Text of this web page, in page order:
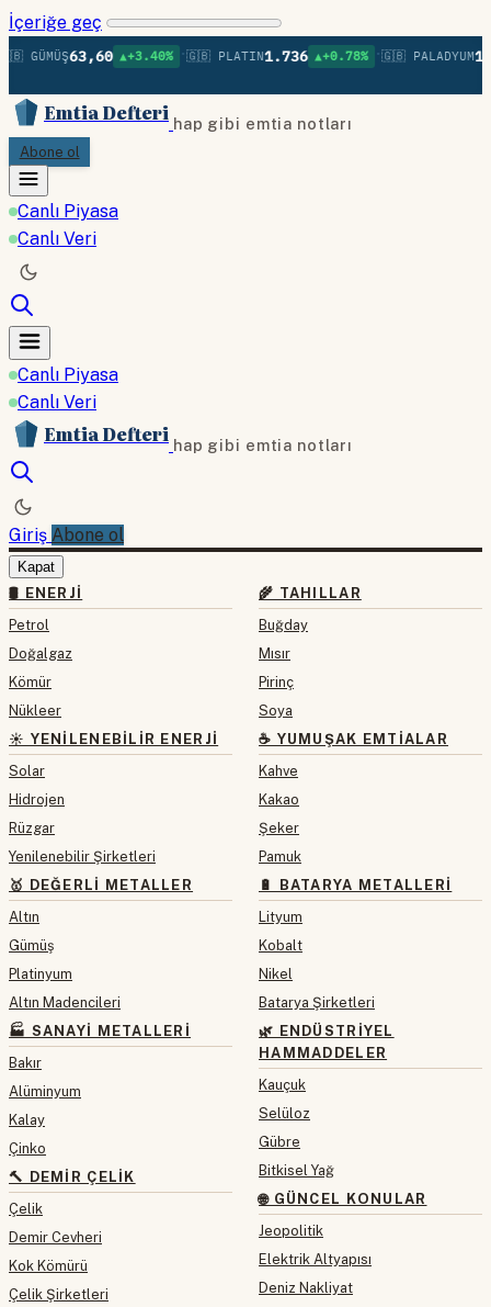
İçeriğe geç
GÜMÜŞ63,60 ▲+3.40% •🇬🇧 PLATIN1.736 ▲+0.78% •🇬🇧 PALADYUM
Emtia Defteri hap gibi emtia notları
Abone ol
Canlı Piyasa
Canlı Veri
Canlı Piyasa
Canlı Veri
Emtia Defteri hap gibi emtia notları
Giriş Abone ol
Kapat
🛢 ENERJI
Petrol
Doğalgaz
Kömür
Nükleer
☀️ YENILENEBILIR ENERJI
Solar
Hidrojen
Rüzgar
Yenilenebilir Şirketleri
🥇 DEĞERLI METALLER
Altın
Gümüş
Platinyum
Altın Madencileri
🏭 SANAYI METALLERI
Bakır
Alüminyum
Kalay
Çinko
🔨 DEMIR ÇELIK
Çelik
Demir Cevheri
Kok Kömürü
Çelik Şirketleri
🌾 TAHILLAR
Buğday
Mısır
Pirinç
Soya
☕ YUMUŞAK EMTIALAR
Kahve
Kakao
Şeker
Pamuk
🔋 BATARYA METALLERI
Lityum
Kobalt
Nikel
Batarya Şirketleri
🌿 ENDÜSTRIYEL
HAMMADDELER
Kauçuk
Selüloz
Gübre
Bitkisel Yağ
🌐 GÜNCEL KONULAR
Jeopolitik
Elektrik Altyapısı
Deniz Nakliyat